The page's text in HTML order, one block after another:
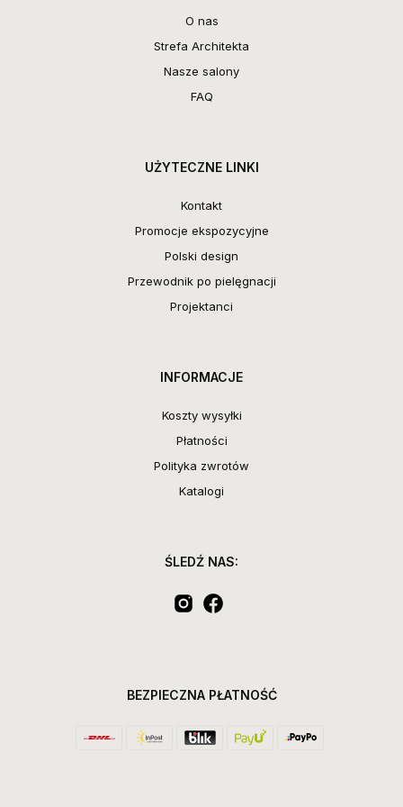
O nas
Strefa Architekta
Nasze salony
FAQ
UŻYTECZNE LINKI
Kontakt
Promocje ekspozycyjne
Polski design
Przewodnik po pielęgnacji
Projektanci
INFORMACJE
Koszty wysyłki
Płatności
Polityka zwrotów
Katalogi
ŚLEDŹ NAS:
BEZPIECZNA PŁATNOŚĆ